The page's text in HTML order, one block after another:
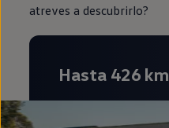
atreves a descubrirlo?
Hasta 426 km